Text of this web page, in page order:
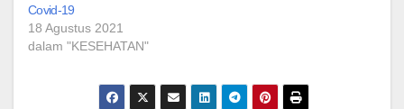
Covid-19
18 Agustus 2021
dalam "KESEHATAN"